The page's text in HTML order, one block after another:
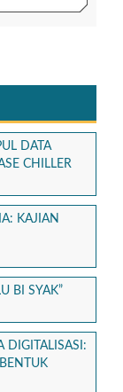
DATA
CHILLER
KAJIAN
BI SYAK”
DIGITALISASI: